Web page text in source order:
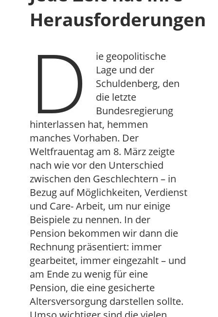
Herausforderungen
D
ie geopolitische
Lage und der
Schuldenberg, den
die letzte
Bundesregierung
hinterlassen hat, hemmen
manches Vorhaben. Der
Weltfrauentag am 8. März zeigte
nach wie vor den Unterschied
zwischen den Geschlechtern – in
Bezug auf Möglichkeiten, Verdienst
und Care- Arbeit, um nur einige
Beispiele zu nennen. In der
Pension bekommen wir dann die
Rechnung präsentiert: immer
gearbeitet, immer eingezahlt – und
am Ende zu wenig für eine
Pension, die eine gesicherte
Altersversorgung darstellen sollte.